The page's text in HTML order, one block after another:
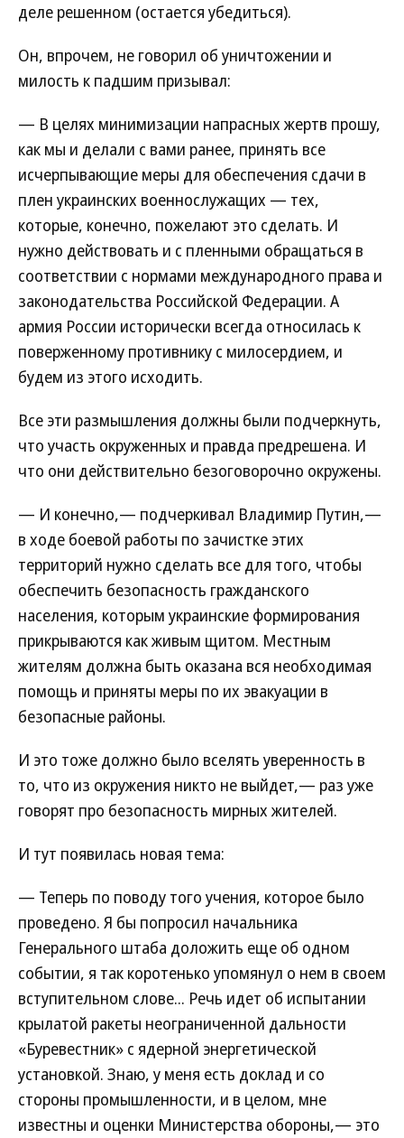
деле решенном (остается убедиться).
Он, впрочем, не говорил об уничтожении и
милость к падшим призывал:
— В целях минимизации напрасных жертв прошу,
как мы и делали с вами ранее, принять все
исчерпывающие меры для обеспечения сдачи в
плен украинских военнослужащих — тех,
которые, конечно, пожелают это сделать. И
нужно действовать и с пленными обращаться в
соответствии с нормами международного права и
законодательства Российской Федерации. А
армия России исторически всегда относилась к
поверженному противнику с милосердием, и
будем из этого исходить.
Все эти размышления должны были подчеркнуть,
что участь окруженных и правда предрешена. И
что они действительно безоговорочно окружены.
— И конечно,— подчеркивал Владимир Путин,—
в ходе боевой работы по зачистке этих
территорий нужно сделать все для того, чтобы
обеспечить безопасность гражданского
населения, которым украинские формирования
прикрываются как живым щитом. Местным
жителям должна быть оказана вся необходимая
помощь и приняты меры по их эвакуации в
безопасные районы.
И это тоже должно было вселять уверенность в
то, что из окружения никто не выйдет,— раз уже
говорят про безопасность мирных жителей.
И тут появилась новая тема:
— Теперь по поводу того учения, которое было
проведено. Я бы попросил начальника
Генерального штаба доложить еще об одном
событии, я так коротенько упомянул о нем в своем
вступительном слове... Речь идет об испытании
крылатой ракеты неограниченной дальности
«Буревестник» с ядерной энергетической
установкой. Знаю, у меня есть доклад и со
стороны промышленности, и в целом, мне
известны и оценки Министерства обороны,— это